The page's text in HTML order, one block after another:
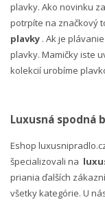
plavky. Ako novinku
potrpíte na značkový
plavky . Ak je
plavky. Mamičky iste
kolekcií urobíme
Luxusná spodná
Eshop
špecializovali na
priania ďalších
všetky kategórie. U